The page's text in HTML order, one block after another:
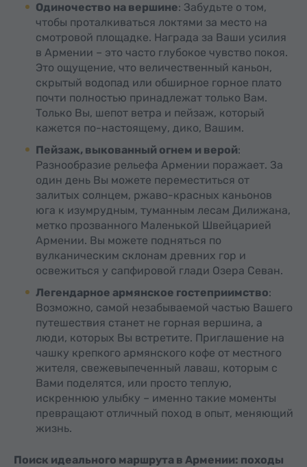
Одиночество на вершине: Забудьте о том,
чтобы проталкиваться локтями за место на
смотровой площадке. Награда за Ваши усилия
в Армении – это часто глубокое чувство покоя.
Это ощущение, что величественный каньон,
скрытый водопад или обширное горное плато
почти полностью принадлежат только Вам.
Только Вы, шепот ветра и пейзаж, который
кажется по-настоящему, дико, Вашим.
Пейзаж, выкованный огнем и верой:
Разнообразие рельефа Армении поражает. За
один день Вы можете переместиться от
залитых солнцем, ржаво-красных каньонов
юга к изумрудным, туманным лесам Дилижана,
метко прозванного Маленькой Швейцарией
Армении. Вы можете подняться по
вулканическим склонам древних гор и
освежиться у сапфировой глади Озера Севан.
Легендарное армянское гостеприимство:
Возможно, самой незабываемой частью Вашего
путешествия станет не горная вершина, а
люди, которых Вы встретите. Приглашение на
чашку крепкого армянского кофе от местного
жителя, свежевыпеченный лаваш, которым с
Вами поделятся, или просто теплую,
искреннюю улыбку – именно такие моменты
превращают отличный поход в опыт, меняющий
жизнь.
Поиск идеального маршрута в Армении: походы